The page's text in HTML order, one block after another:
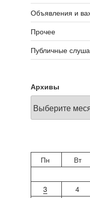
Объявления и
Прочее
Публичные
Архивы
Пн
Вт
3
4